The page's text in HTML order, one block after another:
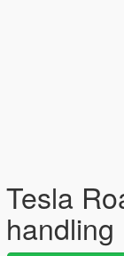
Tesla
handling